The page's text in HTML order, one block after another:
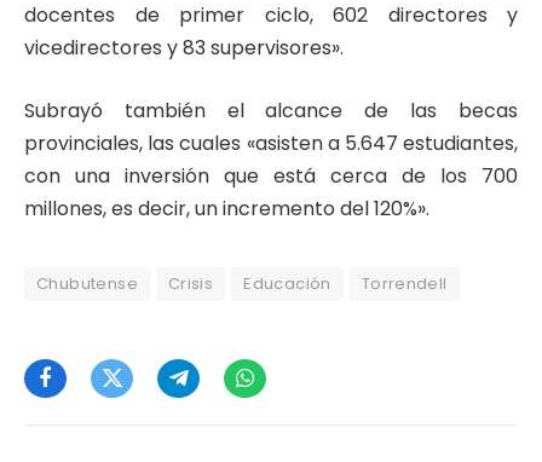
docentes de primer ciclo, 602 directores y
vicedirectores y 83 supervisores».
Subrayó también el alcance de las becas
provinciales, las cuales «asisten a 5.647 estudiantes,
con una inversión que está cerca de los 700
millones, es decir, un incremento del 120%».
Chubutense Crisis Educación Torrendell
FacebookTwitterTelegramWhatsApp